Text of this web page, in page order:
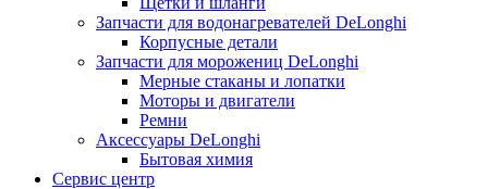
Запчасти для водонагревателей DeLonghi
Корпусные детали
Запчасти для морожениц DeLonghi
Мерные стаканы и лопатки
Моторы и двигатели
Ремни
Аксессуары DeLonghi
Бытовая химия
Сервис центр